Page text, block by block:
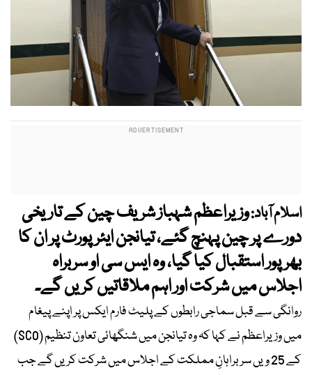
اسلام آباد:وزیراعظم شہباز شریف چین کے تاریخی
دورے پر چین پہنچ گئے، تیانجن ایئرپورٹ پر ان کا
بھرپور استقبال کیا گیا، وہ ایس سی او سربراہ
اجلاس میں شرکت اور اہم ملاقاتیں کریں گے۔
روانگی سے قبل سماجی رابطوں کے پلیٹ فارم ایکس پر اپنے پیغام
میں وزیراعظم نے کہا کہ وہ تیانجن میں شنگھائی تعاون تنظیم (SCO)
کے 25 ویں سربراہانِ مملکت کے اجلاس میں شرکت کریں گے جب